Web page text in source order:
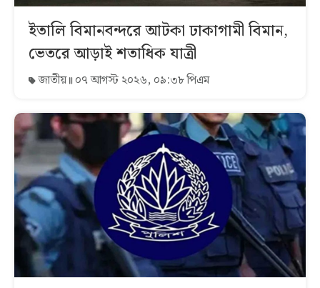
ইতালি বিমানবন্দরে আটকা ঢাকাগামী বিমান,
ভেতরে আড়াই শতাধিক যাত্রী
জাতীয় ০৭ আগস্ট ২০২৬, ০৯:৩৮ পিএম